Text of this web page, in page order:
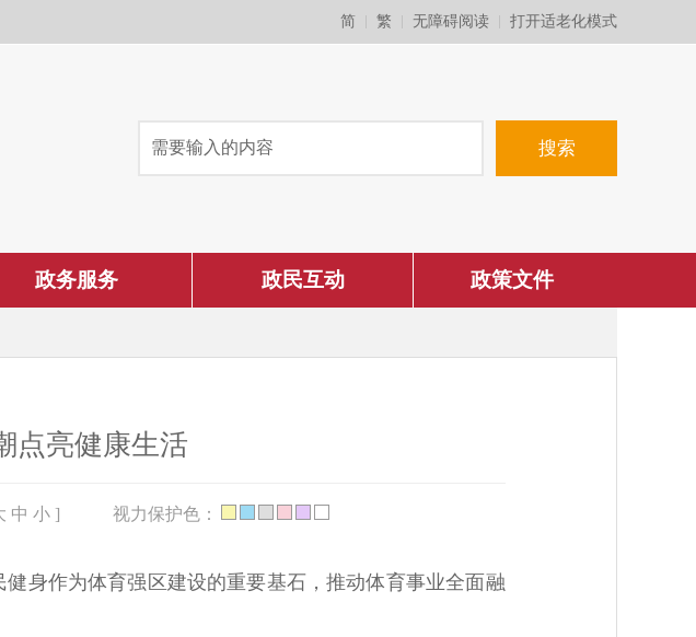
简 繁 无障碍阅读 打开适老化模式
政务服务 政民互动 政策文件
点亮健康生活
中 小 ] 视力保护色：
身作为体育强区建设的重要基石，推动体育事业全面融